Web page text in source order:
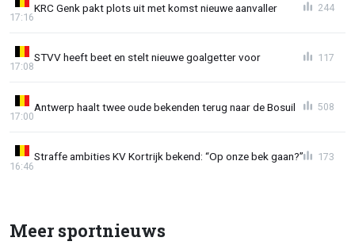
KRC Genk pakt plots uit met komst nieuwe aanvaller
17:16
244
STVV heeft beet en stelt nieuwe goalgetter voor
17:08
117
Antwerp haalt twee oude bekenden terug naar de Bosuil
17:00
508
Straffe ambities KV Kortrijk bekend: “Op onze bek gaan?”
16:46
173
Meer sportnieuws